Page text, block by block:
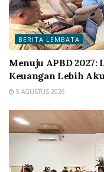
BERITA LEMBATA
Menuju APBD
Keuangan Lebih
5 AGUSTUS 2026